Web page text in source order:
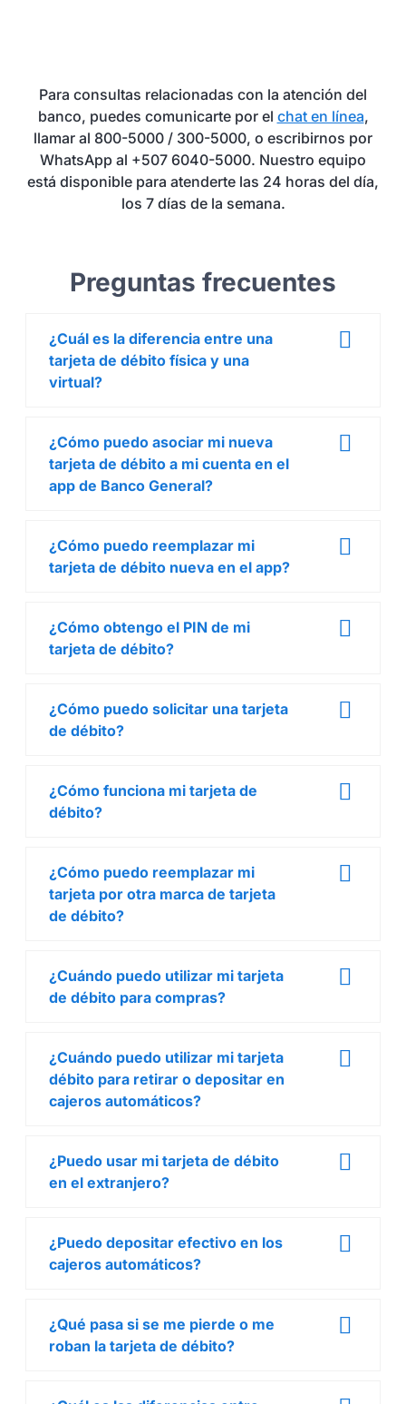
Para consultas relacionadas con la atención del
banco, puedes comunicarte por el chat en línea,
llamar al 800-5000 / 300-5000, o escribirnos por
WhatsApp al +507 6040-5000. Nuestro equipo
está disponible para atenderte las 24 horas del día,
los 7 días de la semana.
Preguntas frecuentes
¿Cuál es la diferencia entre una
tarjeta de débito física y una
virtual?
¿Cómo puedo asociar mi nueva
tarjeta de débito a mi cuenta en el
app de Banco General?
¿Cómo puedo reemplazar mi
tarjeta de débito nueva en el app?
¿Cómo obtengo el PIN de mi
tarjeta de débito?
¿Cómo puedo solicitar una tarjeta
de débito?
¿Cómo funciona mi tarjeta de
débito?
¿Cómo puedo reemplazar mi
tarjeta por otra marca de tarjeta
de débito?
¿Cuándo puedo utilizar mi tarjeta
de débito para compras?
¿Cuándo puedo utilizar mi tarjeta
débito para retirar o depositar en
cajeros automáticos?
¿Puedo usar mi tarjeta de débito
en el extranjero?
¿Puedo depositar efectivo en los
cajeros automáticos?
¿Qué pasa si se me pierde o me
roban la tarjeta de débito?